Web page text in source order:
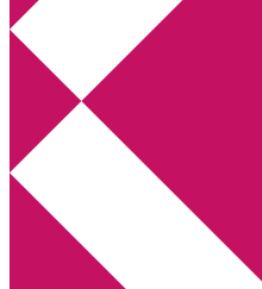
Annikas litteratur- och kulturblogg
Deckare, kriminalromaner, thrillers
Hem
Boktolva
Författarfemman
Kontakt